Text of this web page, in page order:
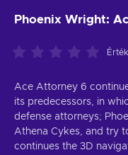
Phoenix Wright:
Ace Attorney 6
its predecessors, in
defense attorneys;
Athena Cykes, and try
continues the 3D